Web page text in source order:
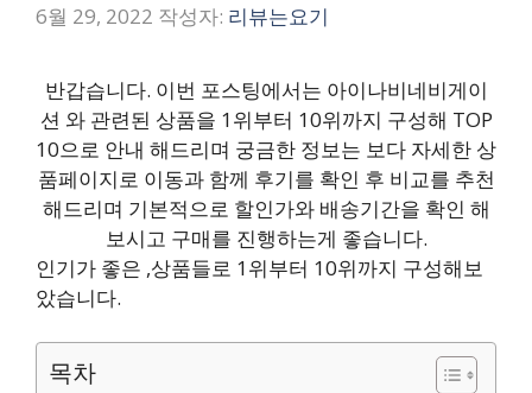
6월 29, 2022 작성자: 리뷰는요기
반갑습니다. 이번 포스팅에서는 아이나비네비게이
션 와 관련된 상품을 1위부터 10위까지 구성해 TOP
10으로 안내 해드리며 궁금한 정보는 보다 자세한 상
품페이지로 이동과 함께 후기를 확인 후 비교를 추천
해드리며 기본적으로 할인가와 배송기간을 확인 해
보시고 구매를 진행하는게 좋습니다.
인기가 좋은 ,상품들로 1위부터 10위까지 구성해보
았습니다.
목차